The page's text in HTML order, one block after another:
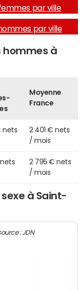
par ville
par ville
hommes à
Moyenne
France
nets
2 401 € nets
/ mois
nets
2 795 € nets
/ mois
à Saint-
: JDN